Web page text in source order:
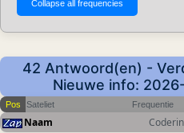
42 Antwoord(en) -
Nieuwe info:
Pos Sateliet Frequentie
Naam